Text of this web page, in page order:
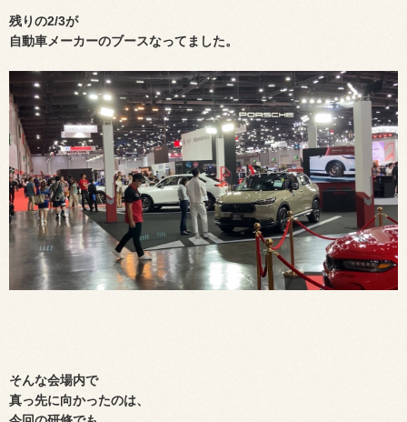
残りの2/3が
自動車メーカーのブースなってました。
そんな会場内で
真っ先に向かったのは、